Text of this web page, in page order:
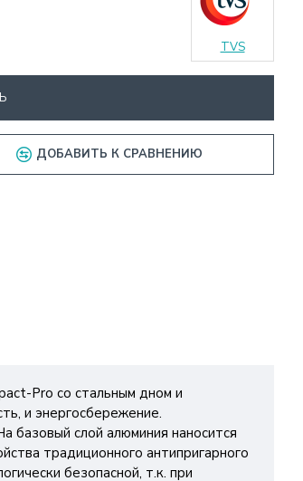
TVS
ДОБАВИТЬ К СРАВНЕНИЮ
Pro со стальным дном и
и энергосбережение.
базовый слой алюминия наносится
традиционного антипригарного
безопасной, т.к. при